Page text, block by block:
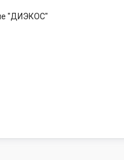
"ДИЭКОС"